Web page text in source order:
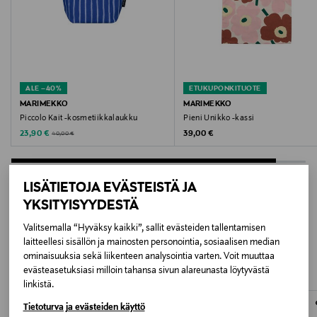
LISÄTIETOJA EVÄSTEISTÄ JA
YKSITYISYYDESTÄ
Valitsemalla “Hyväksy kaikki”, sallit evästeiden tallentamisen
laitteellesi sisällön ja mainosten personointia, sosiaalisen median
ominaisuuksia sekä liikenteen analysointia varten. Voit muuttaa
evästeasetuksiasi milloin tahansa sivun alareunasta löytyvästä
linkistä.
Tietoturva ja evästeiden käyttö
Noudata tuotteen hoito- ja pesuohjeistuksia
huolellisesti.
886 EGGPLANT, LT.BLUE, PINK
Koko
43x44 CM
Viro
Valmistajan tuotenumero
075397
Valmistaja
Marimekko Oyj
ALE –40%
MARIMEKKO
Piccolo Kait -kosmetiikkalaukku
Discounted Price
23,90 € Original Price
40,00 €
ETUKUPONKITUOTE
MARIMEKKO
Pieni Unikko -kassi
Original Price
39,00 €
LISÄÄ KIINNOSTAVIA
TUOTTEITA